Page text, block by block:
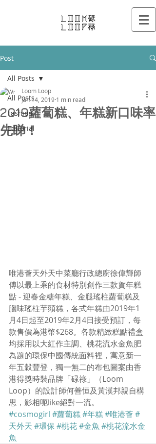
Post
All Posts
Fashion
Editorial
All Posts
2019蘿蔔糕、年糕新口味率
先睇！
Loom Loop
Jan 14, 2019 1 min read
唯港薈天外天中菜廳行政總廚徐偉輝師
傅以最上乘的食材特別創作三款賀年糕
點 - 迎春金糖年糕、金腿瑤柱蘿蔔糕及
臘味瑤柱芋頭糕，各式年糕由2019年1
月4日起至2019年2月4日接受預訂，每
款售價為港幣$268。各款精緻糕點禮盒
均採用以大紅作主調、桃花流水金魚肥
為題的環保中國傳統面料裡，寓意新一
年五穀豐登，獨一無二的布包圖案由香
港得獎時裝品牌「碌祿」（Loom
Loop）的設計師何善恒及黃漢邦親自構
思，影相呃like絕對一流。
#cosmogirl #蘿蔔糕#年糕#唯港薈#
天外天 #環保 #桃花#金魚 #桃花流水金
魚